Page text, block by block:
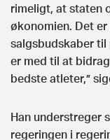
rimeligt, at staten
økonomien. Det
salgsbudskaber
er med til at
bedste atleter,”
Han understreger
regeringen i